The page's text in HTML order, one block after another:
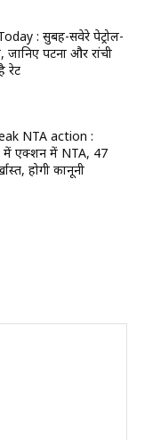
: सुबह-सवेरे पेट्रोल-
जानिए पटना और रांची
रेट
NTA action :
में एक्शन में NTA, 47
होगी कानूनी